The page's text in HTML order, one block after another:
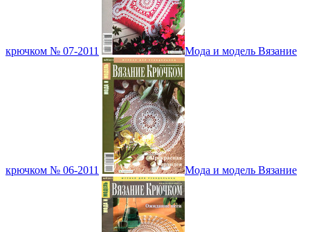
крючком № 07-2011 Мода и модель Вязание
крючком № 06-2011 Мода и модель Вязание